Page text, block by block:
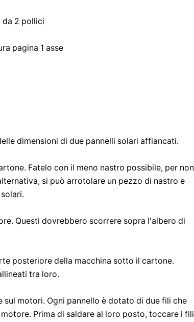
da 2 pollici
pagina 1 asse
dimensioni di due pannelli solari affiancati.
Fatelo con il meno nastro possibile, per non
si può arrotolare un pezzo di nastro e
Questi dovrebbero scorrere sopra l'albero di
posteriore della macchina sotto il cartone.
tra loro.
sul motori. Ogni pannello è dotato di due fili che
Prima di saldare al loro posto, toccare i fili